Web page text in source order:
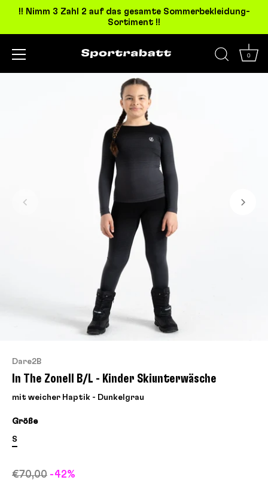
!! Nimm 3 Zahl 2 auf das gesamte Sommerbekleidung-
Sortiment !!
0
Dare2B
In The ZoneII B/L - Kinder Skiunterwäsche
mit weicher Haptik - Dunkelgrau
Größe
S
€70,00 -42%